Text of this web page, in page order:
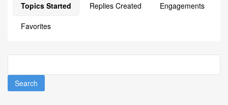
Topics Started Replies Created
Engagements
Favorites